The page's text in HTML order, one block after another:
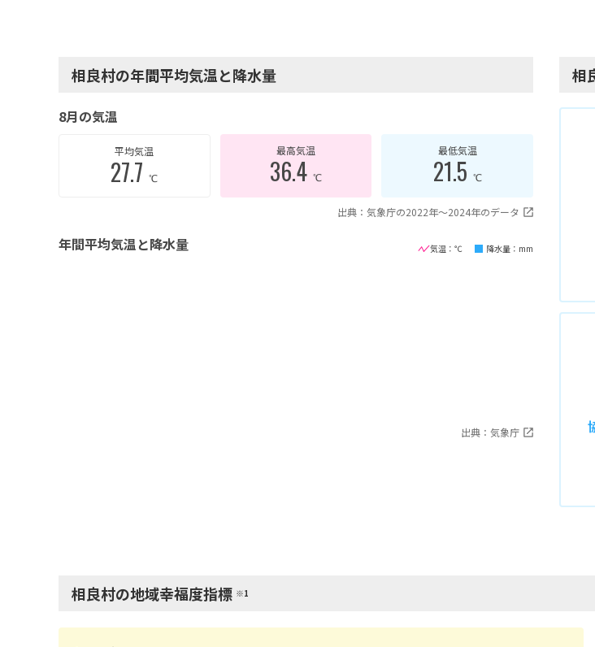
相良村の年間平均気温と降水量
8月の気温
平均気温
27.7℃
最高気温
36.4 ℃
最低気温
21.5 ℃
出典：気象庁の2022年〜2024年のデータ
年間平均気温と降水量 気温：℃ 降水量：mm
出典：気象庁
相
相良村の地域幸福度指標 ※1